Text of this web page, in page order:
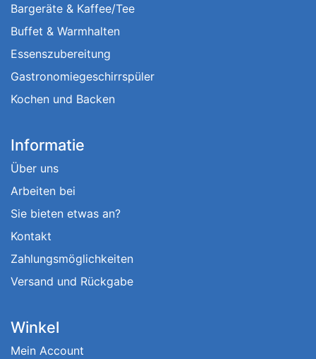
Bargeräte & Kaffee/Tee
Buffet & Warmhalten
Essenszubereitung
Gastronomiegeschirrspüler
Kochen und Backen
Informatie
Über uns
Arbeiten bei
Sie bieten etwas an?
Kontakt
Zahlungsmöglichkeiten
Versand und Rückgabe
Winkel
Mein Account